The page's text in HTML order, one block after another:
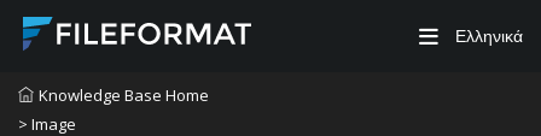
Ελληνικά
Knowledge Base Home
> Image